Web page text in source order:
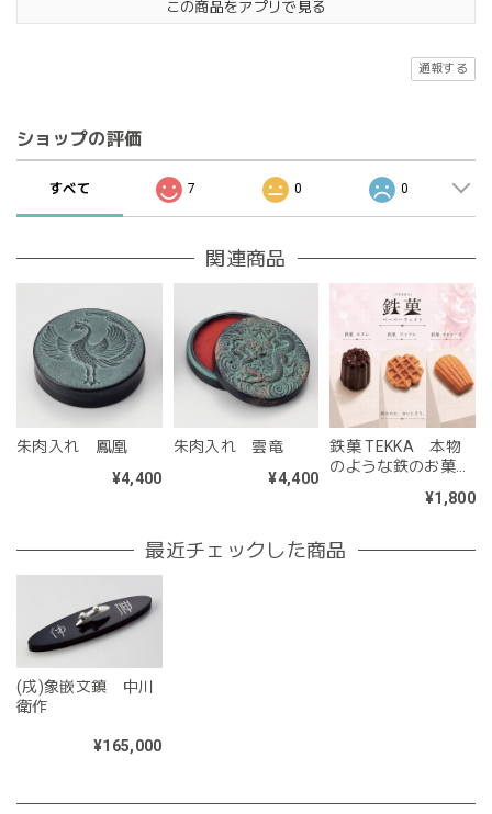
この商品をアプリで見る
通報する
ショップの評価
すべて 7 0 0
関連商品
朱肉入れ 鳳凰
¥4,400
朱肉入れ 雲竜
¥4,400
鉄菓 TEKKA 本物
のような鉄のお菓子
¥1,800
最近チェックした商品
(戌)象嵌文鎮 中川
衛作
¥165,000